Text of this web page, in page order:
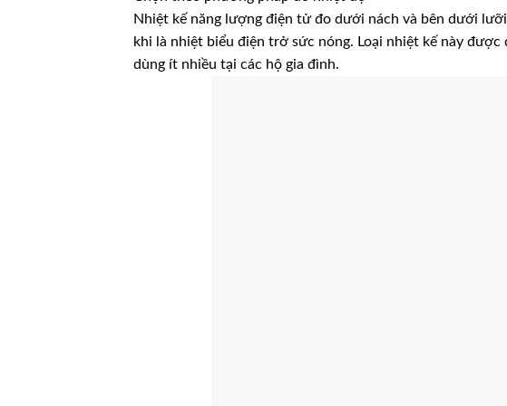
Nhiệt kế năng lượng điện tử đo dưới nách và bên dưới
khi là nhiệt biểu điện trở sức nóng. Loại nhiệt kế này
dùng ít nhiều tại các hộ gia đình.